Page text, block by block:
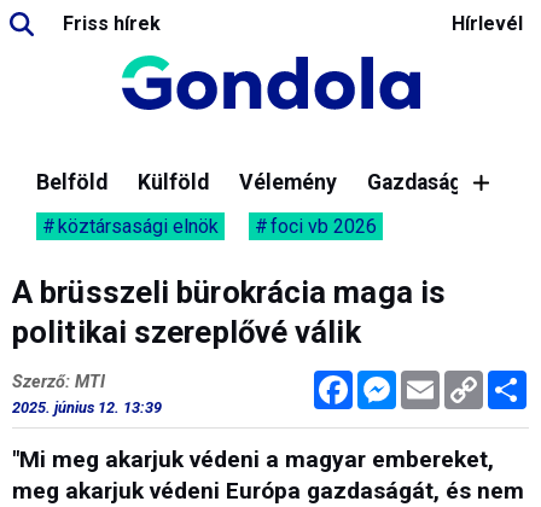
Friss hírek Hírlevél
Belföld Külföld Vélemény Gazdaság
köztársasági elnök foci vb 2026
A brüsszeli bürokrácia maga is
politikai szereplővé válik
FacebookMessenger
Email Copy
Link
Szerző: MTI
2025. június 12. 13:39
"Mi meg akarjuk védeni a magyar embereket,
meg akarjuk védeni Európa gazdaságát, és nem